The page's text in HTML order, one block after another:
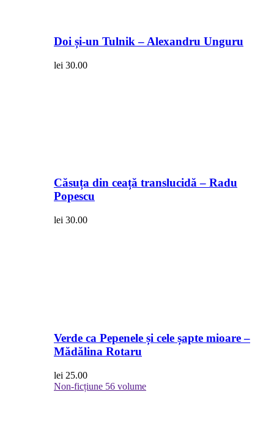
Doi și-un Tulnik – Alexandru Unguru
lei 30.00
Căsuța din ceață translucidă – Radu
Popescu
lei 30.00
Verde ca Pepenele și cele șapte mioare –
Mădălina Rotaru
lei 25.00
Non-ficțiune 56 volume